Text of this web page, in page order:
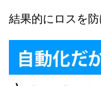
結果的にロスを防